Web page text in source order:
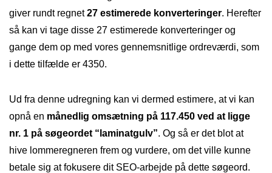
giver rundt regnet27 estimerede konverteringer. Herefter
så kan vi tage disse 27 estimerede konverteringer og
gange dem op med vores gennemsnitlige ordreværdi, som
i dette tilfælde er 4350.
Ud fra denne udregning kan vi dermed estimere, at vi kan
opnå en månedlig omsætning på 117.450 ved at ligge
nr. 1 på søgeordet “laminatgulv”. Og så er det blot at
hive lommeregneren frem og vurdere, om det ville kunne
betale sig at fokusere dit SEO-arbejde på dette søgeord.